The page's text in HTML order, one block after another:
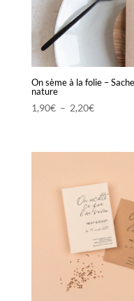
On sème à la folie –
nature
1,90€ – 2,20€Plage
1,90€
2,20€